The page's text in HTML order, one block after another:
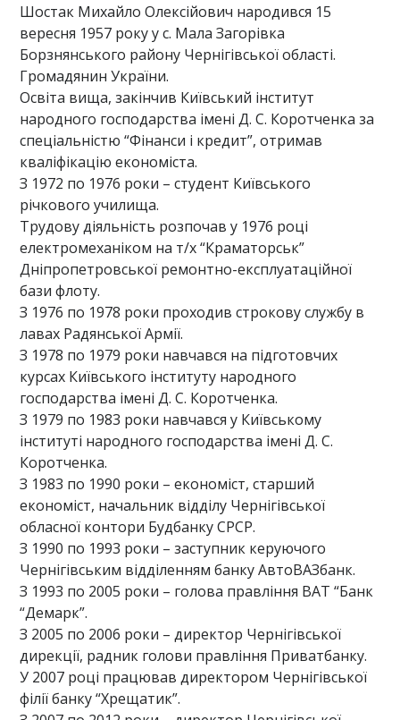
Шостак Михайло Олексійович народився 15
вересня 1957 року у с. Мала Загорівка
Борзнянського району Чернігівської області.
Громадянин України.
Освіта вища, закінчив Київський інститут
народного господарства імені Д. С. Коротченка за
спеціальністю “Фінанси і кредит”, отримав
кваліфікацію економіста.
З 1972 по 1976 роки – студент Київського
річкового училища.
Трудову діяльність розпочав у 1976 році
електромеханіком на т/х “Краматорськ”
Дніпропетровської ремонтно-експлуатаційної
бази флоту.
З 1976 по 1978 роки проходив строкову службу в
лавах Радянської Армії.
З 1978 по 1979 роки навчався на підготовчих
курсах Київського інституту народного
господарства імені Д. С. Коротченка.
З 1979 по 1983 роки навчався у Київському
інституті народного господарства імені Д. С.
Коротченка.
З 1983 по 1990 роки – економіст, старший
економіст, начальник відділу Чернігівської
обласної контори Будбанку СРСР.
З 1990 по 1993 роки – заступник керуючого
Чернігівським відділенням банку АвтоВАЗбанк.
З 1993 по 2005 роки – голова правління ВАТ “Банк
“Демарк”.
З 2005 по 2006 роки – директор Чернігівської
дирекції, радник голови правління Приватбанку.
У 2007 році працював директором Чернігівської
філії банку “Хрещатик”.